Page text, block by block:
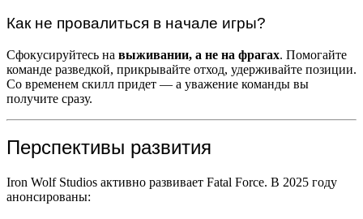
Как не провалиться в начале игры?
Сфокусируйтесь на выживании, а не на фрагах. Помогайте
команде разведкой, прикрывайте отход, удерживайте позиции.
Со временем скилл придет — а уважение команды вы
получите сразу.
Перспективы развития
Iron Wolf Studios активно развивает Fatal Force. В 2025 году
анонсированы: